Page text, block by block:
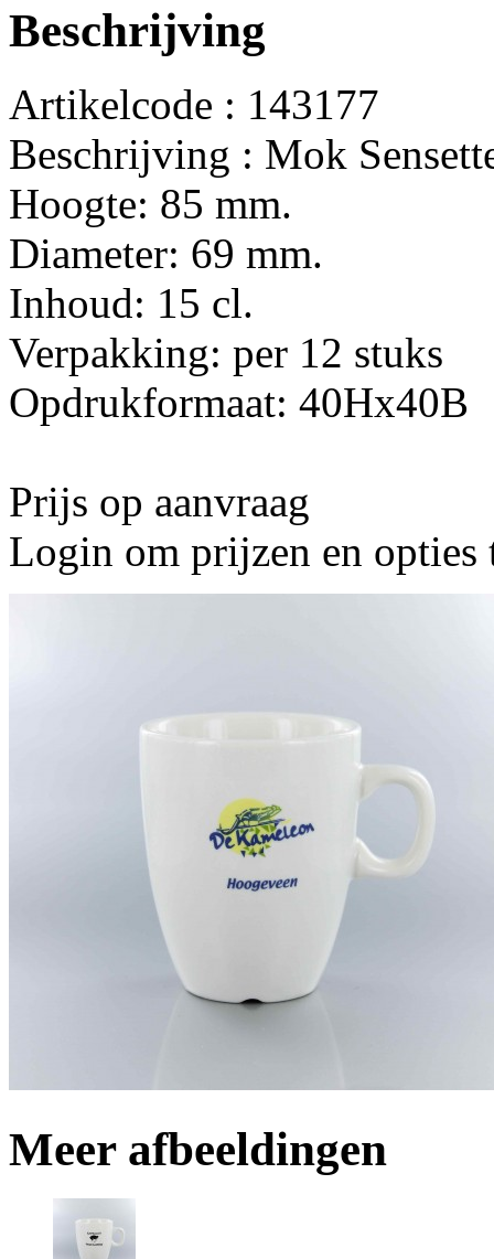
Beschrijving
Artikelcode : 143177
Beschrijving : Mok
Hoogte: 85 mm.
Diameter: 69 mm.
Inhoud: 15 cl.
Verpakking: per 12 stuks
Opdrukformaat: 40Hx40B
Prijs op aanvraag
Login om prijzen en opties
Meer afbeeldingen